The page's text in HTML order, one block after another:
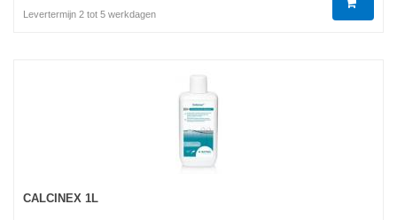
Levertermijn 2 tot 5 werkdagen
CALCINEX 1L